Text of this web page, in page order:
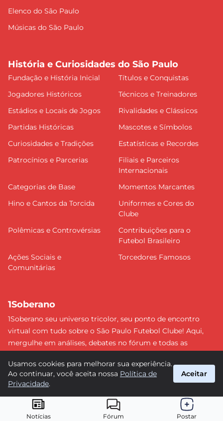
Notícias Fórum Postar
Elenco do São Paulo
Músicas do São Paulo
História e Curiosidades do São Paulo
Fundação e História Inicial
Títulos e Conquistas
Jogadores Históricos
Técnicos e Treinadores
Estádios e Locais de Jogos
Rivalidades e Clássicos
Partidas Históricas
Mascotes e Símbolos
Curiosidades e Tradições
Estatísticas e Recordes
Patrocínios e Parcerias
Filiais e Parceiros
Internacionais
Categorias de Base
Momentos Marcantes
Hino e Cantos da Torcida
Uniformes e Cores do
Clube
Polêmicas e Controvérsias
Contribuições para o
Futebol Brasileiro
Ações Sociais e
Comunitárias
Torcedores Famosos
1Soberano
1Soberano seu universo tricolor, seu ponto de encontro
virtual com tudo sobre o São Paulo Futebol Clube! Aqui,
mergulhe em análises, debates no fórum e todas as
detalhe e faça parte dessa comunidade apaixonada pelo
tricolor paulista. #SPFC #SãoPaulo #1Soberano
© 2026 1Soberano. Todos os direitos reservados.
Usamos cookies para melhorar sua experiência.
Ao continuar, você aceita nossa Política de
Privacidade.
Aceitar